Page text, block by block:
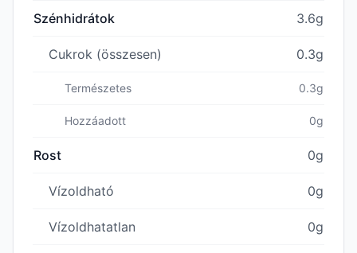
Szénhidrátok 3.6g
Cukrok (összesen) 0.3g
Természetes 0.3g
Hozzáadott 0g
Rost 0g
Vízoldható 0g
Vízoldhatatlan 0g